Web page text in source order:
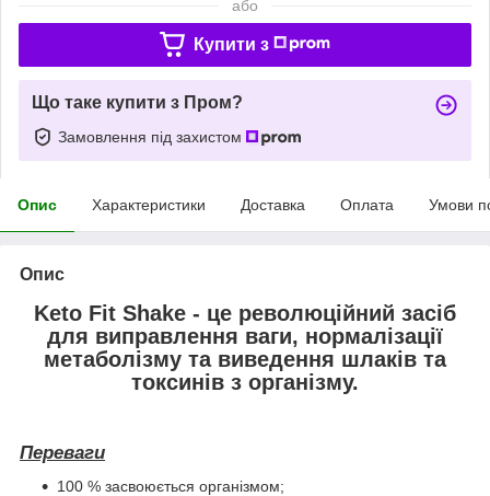
або
Купити з
Що таке купити з Пром?
Замовлення під захистом
Опис Характеристики Доставка Оплата Умови
Опис
Keto Fit Shake - це революційний засіб
для виправлення ваги, нормалізації
метаболізму та виведення шлаків та
токсинів з організму.
Переваги
100 % засвоюється організмом;